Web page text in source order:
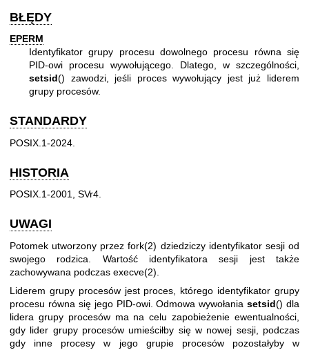
BŁĘDY
EPERM
Identyfikator grupy procesu dowolnego procesu równa się
PID-owi procesu wywołującego. Dlatego, w szczególności,
setsid() zawodzi, jeśli proces wywołujący jest już liderem
grupy procesów.
STANDARDY
POSIX.1-2024.
HISTORIA
POSIX.1-2001, SVr4.
UWAGI
Potomek utworzony przezfork(2) dziedziczy identyfikator sesji od
swojego rodzica. Wartość identyfikatora sesji jest także
zachowywana podczas execve(2)
Liderem grupy procesów jest proces, którego identyfikator grupy
procesu równa się jego PID-owi. Odmowa wywołaniasetsid() dla
lidera grupy procesów ma na celu zapobieżenie ewentualności,
gdy lider grupy procesów umieściłby się w nowej sesji, podczas
gdy inne procesy w jego grupie procesów pozostałyby w